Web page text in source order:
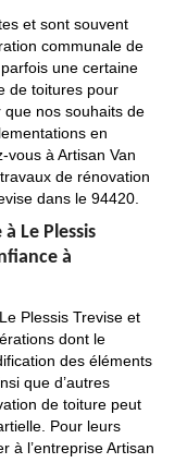
et sont souvent
communale de
une certaine
de toitures pour
nos souhaits de
en
vous à Artisan Van
de rénovation
dans le 94420.
Le Plessis
à
Plessis Trevise et
dont le
des éléments
que d’autres
de toiture peut
Pour leurs
à l’entreprise Artisan